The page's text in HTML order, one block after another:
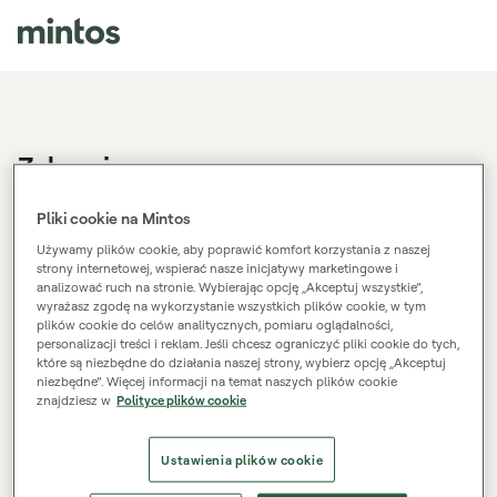
Zaloguj
Nie masz konta Mintos?
Adres e-mail
Hasło
Zaloguj
Pliki cookie na Mintos
Używamy plików cookie, aby poprawić komfort korzystania z naszej
strony internetowej, wspierać nasze inicjatywy marketingowe i
analizować ruch na stronie. Wybierając opcję „Akceptuj wszystkie”,
wyrażasz zgodę na wykorzystanie wszystkich plików cookie, w tym
plików cookie do celów analitycznych, pomiaru oglądalności,
personalizacji treści i reklam. Jeśli chcesz ograniczyć pliki cookie do tych,
które są niezbędne do działania naszej strony, wybierz opcję „Akceptuj
niezbędne”. Więcej informacji na temat naszych plików cookie
znajdziesz w Polityce plików cookie
Ustawienia plików cookie